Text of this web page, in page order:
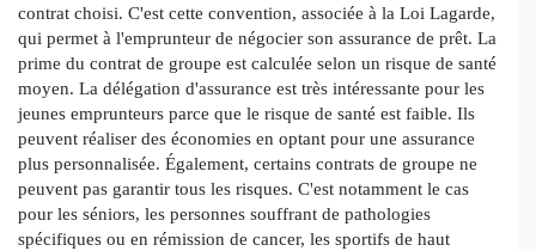
contrat choisi. C'est cette convention, associée à la Loi Lagarde,
qui permet à l'emprunteur de négocier son assurance de prêt. La
prime du contrat de groupe est calculée selon un risque de santé
moyen. La délégation d'assurance est très intéressante pour les
jeunes emprunteurs parce que le risque de santé est faible. Ils
peuvent réaliser des économies en optant pour une assurance
plus personnalisée. Également, certains contrats de groupe ne
peuvent pas garantir tous les risques. C'est notamment le cas
pour les séniors, les personnes souffrant de pathologies
spécifiques ou en rémission de cancer, les sportifs de haut